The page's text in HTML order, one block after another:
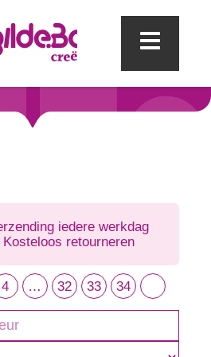
iedere werkdag
Kosteloos retourneren
4 … 32 33 34